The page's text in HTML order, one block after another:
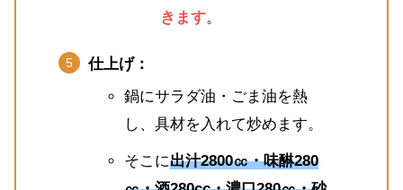
きます。
仕上げ：
鍋にサラダ油・ごま油を熱
し、具材を入れて炒めます。
そこに出汁2800㏄・味醂280